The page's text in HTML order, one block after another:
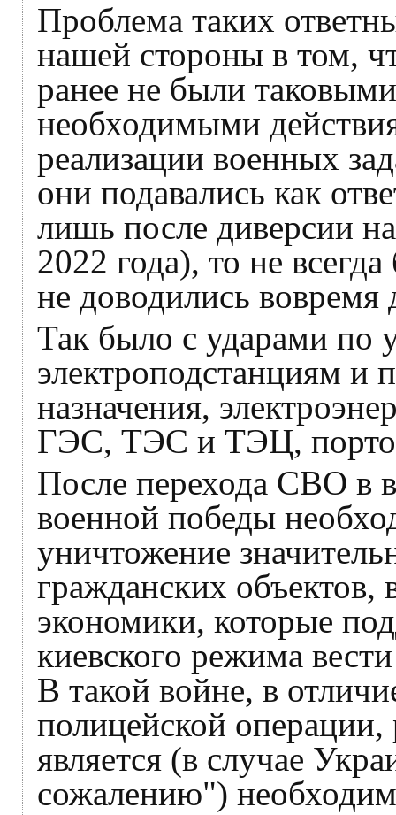
Проблема таких
нашей стороны в том,
ранее не были
необходимыми
реализации военных
они подавались как
лишь после диверсии
2022 года), то не
не доводились вовремя
Так было с ударами по
электроподстанциям и
назначения,
ГЭС, ТЭС и ТЭЦ,
После перехода СВО в
военной победы
уничтожение
гражданских объектов,
экономики, которые
киевского режима
В такой войне, в
полицейской
является (в случае
сожалению")